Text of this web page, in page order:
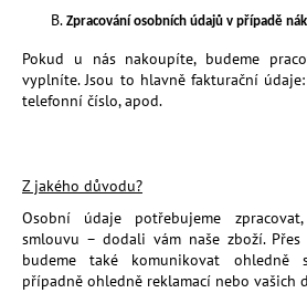
Zpracování osobních údajů v případě
Pokud u nás nakoupíte, budeme
vyplníte. Jsou to hlavně fakturační
telefonní číslo, apod.
Z jakého důvodu?
Osobní údaje potřebujeme
smlouvu – dodali vám naše zboží.
budeme také komunikovat ohledně
případně ohledně reklamací nebo vašich
ŽÍŽALÍ
S
KOPŘIVOU
A
BIOUHLÍKEM
900
Kč